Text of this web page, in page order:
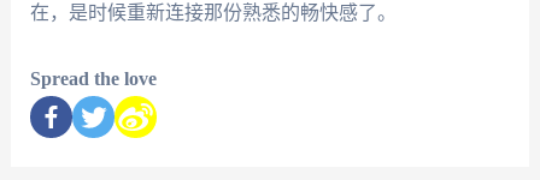
在，是时候重新连接那份熟悉的畅快感了。
Spread the love